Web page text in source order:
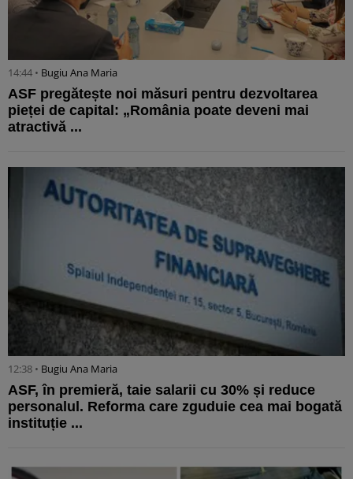
14:44 • Bugiu ⁠Ana Maria
ASF pregătește noi măsuri pentru dezvoltarea
pieței de capital: „România poate deveni mai
atractivă ...
12:38 • Bugiu ⁠Ana Maria
ASF, în premieră, taie salarii cu 30% și reduce
personalul. Reforma care zguduie cea mai bogată
instituție ...